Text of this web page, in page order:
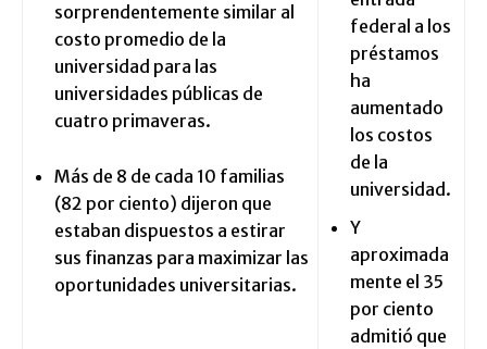
sorprendentemente similar al
costo promedio de la
universidad para las
universidades públicas de
cuatro primaveras.
Más de 8 de cada 10 familias
(82 por ciento) dijeron que
estaban dispuestos a estirar
sus finanzas para maximizar las
oportunidades universitarias.
federal a los
préstamos
ha
aumentado
los costos
de la
universidad.
Y
aproximada
mente el 35
por ciento
admitió que